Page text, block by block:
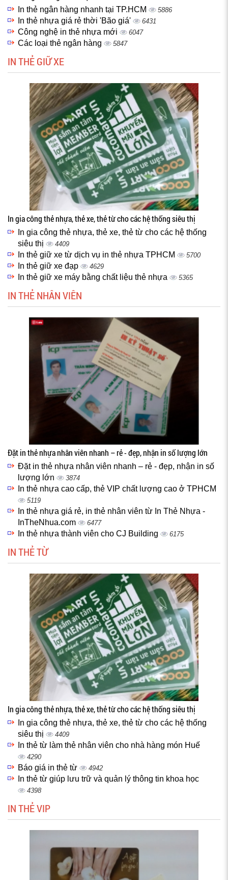
In thẻ ngân hàng nhanh tại TP.HCM 5886
In thẻ nhựa giá rẻ thời 'Bão giá' 6431
Công nghệ in thẻ nhựa mới 6047
Các loại thẻ ngân hàng 5847
IN THẺ GIỮ XE
In gia công thẻ nhựa, thẻ xe, thẻ từ cho các hệ thống siêu thị
In gia công thẻ nhựa, thẻ xe, thẻ từ cho các hệ thống
siêu thị
4409
In thẻ giữ xe từ dịch vụ in thẻ nhựa TPHCM 5700
In thẻ giữ xe đạp 4629
In thẻ giữ xe máy bằng chất liệu thẻ nhựa 5365
IN THẺ NHÂN VIÊN
Đặt in thẻ nhựa nhân viên nhanh – rẻ - đẹp, nhận in số lượng lớn
Đặt in thẻ nhựa nhân viên nhanh – rẻ - đẹp, nhận in số
lượng lớn
3874
In thẻ nhựa cao cấp, thẻ VIP chất lượng cao ở TPHCM
5119
In thẻ nhựa giá rẻ, in thẻ nhân viên từ In Thẻ Nhựa -
InTheNhua.com
6477
In thẻ nhựa thành viên cho CJ Building 6175
IN THẺ TỪ
In gia công thẻ nhựa, thẻ xe, thẻ từ cho các hệ thống siêu thị
In gia công thẻ nhựa, thẻ xe, thẻ từ cho các hệ thống
siêu thị
4409
In thẻ từ làm thẻ nhân viên cho nhà hàng món Huế
4290
Báo giá in thẻ từ 4942
In thẻ từ giúp lưu trữ và quản lý thông tin khoa học
4398
IN THẺ VIP